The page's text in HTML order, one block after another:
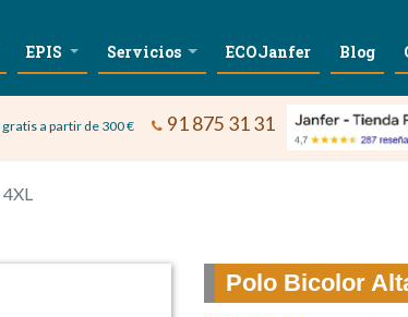
EPIS Servicios ECOJanfer Blog
gratis a partir de 300 € 91 875 31 31
Polo Bicolor